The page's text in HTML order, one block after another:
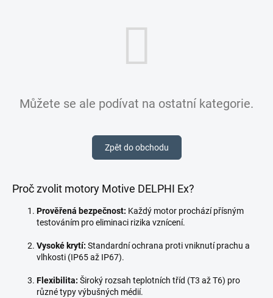
Můžete se ale podívat na ostatní kategorie.
Zpět do obchodu
Proč zvolit motory Motive DELPHI Ex?
Prověřená bezpečnost: Každý motor prochází přísným
testováním pro eliminaci rizika vznícení.
Vysoké krytí: Standardní ochrana proti vniknutí prachu a
vlhkosti (IP65 až IP67).
Flexibilita: Široký rozsah teplotních tříd (T3 až T6) pro
různé typy výbušných médií.